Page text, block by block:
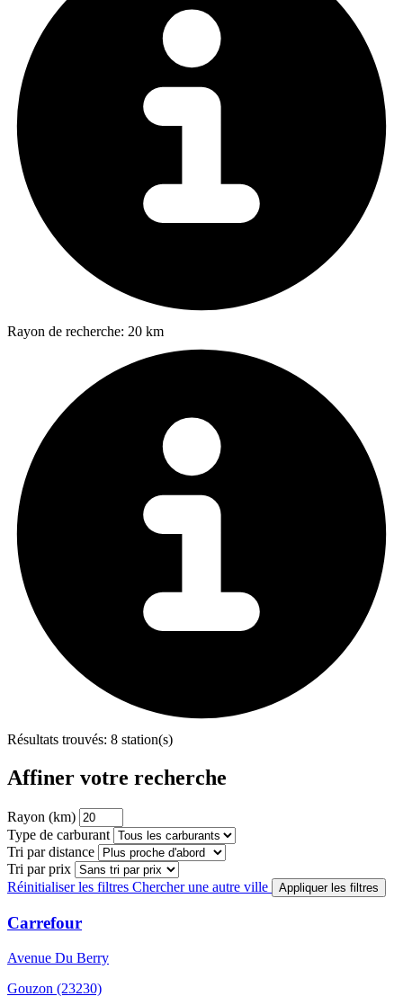
Rayon de recherche: 20 km
Résultats trouvés: 8 station(s)
Affiner votre recherche
Rayon (km)
Type de carburant
Tri par distance
Tri par prix
Réinitialiser les filtres Chercher une autre ville Appliquer les filtres
Carrefour
Avenue Du Berry
Gouzon (23230)